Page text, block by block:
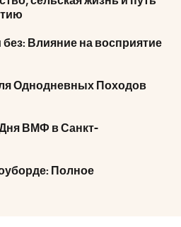
Влияние на восприятие
Однодневных Походов
ВМФ в Санкт-
Полное